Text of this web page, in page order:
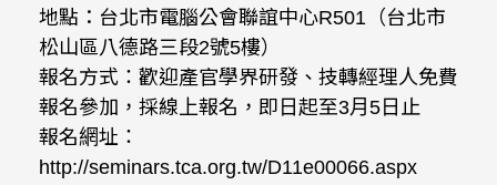
地點：台北市電腦公會聯誼中心R501（台北市
松山區八德路三段2號5樓）
報名方式：歡迎產官學界研發、技轉經理人免費
報名參加，採線上報名，即日起至3月5日止
報名網址：
http://seminars.tca.org.tw/D11e00066.aspx